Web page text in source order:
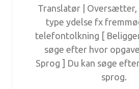
Translatør | Oversætter,
type ydelse fx
telefontolkning [
søge efter hvor
Sprog ] Du kan søge
sprog.